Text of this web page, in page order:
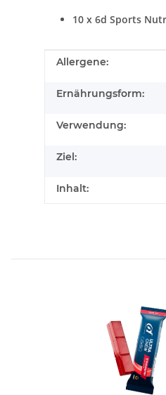
10 x 6d Sports
Produkteigenschaft
Wert
Allergene:
Ernährungsform:
Verwendung:
Ziel:
Inhalt: